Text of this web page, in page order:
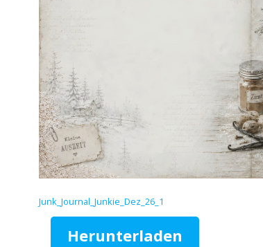
Junk_Journal_Junkie_Dez_26_1
Herunterladen